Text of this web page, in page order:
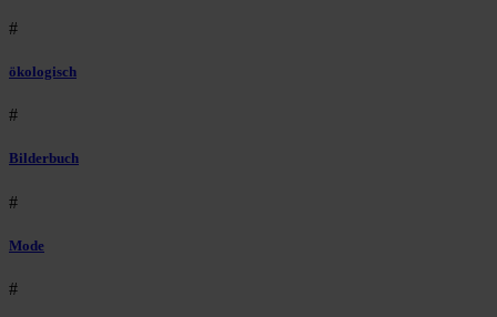
#
ökologisch
#
Bilderbuch
#
Mode
#